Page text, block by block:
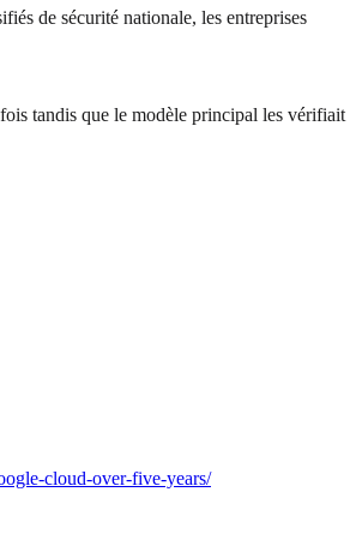
de sécurité nationale, les entreprises
tandis que le modèle principal les vérifiait
cloud-over-five-years/